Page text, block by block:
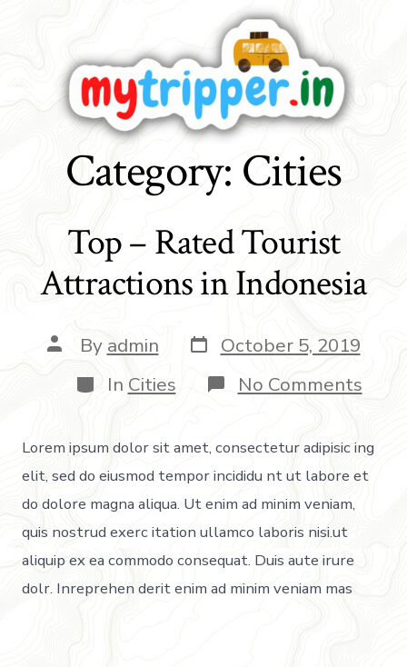
Category: Cities
Top – Rated Tourist
Attractions in Indonesia
By admin
October 5, 2019
In Cities No Comments
Lorem ipsum dolor sit amet, consectetur adipisic ing
elit, sed do eiusmod tempor incididu nt ut labore et
do dolore magna aliqua. Ut enim ad minim veniam,
quis nostrud exerc itation ullamco laboris nisi.ut
aliquip ex ea commodo consequat. Duis aute irure
dolr. Inreprehen derit enim ad minim veniam mas